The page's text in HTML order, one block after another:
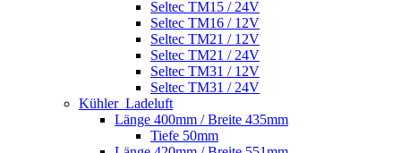
Seltec TM15 / 24V
Seltec TM16 / 12V
Seltec TM21 / 12V
Seltec TM21 / 24V
Seltec TM31 / 12V
Seltec TM31 / 24V
Kühler_Ladeluft
Länge 400mm / Breite 435mm
Tiefe 50mm